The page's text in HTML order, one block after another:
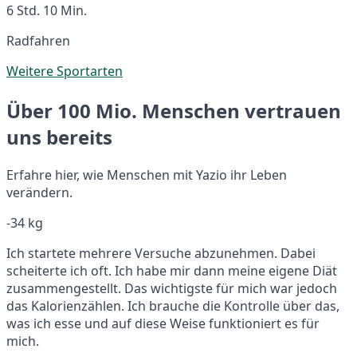
6 Std. 10 Min.
Radfahren
Weitere Sportarten
Über 100 Mio. Menschen vertrauen
uns bereits
Erfahre hier, wie Menschen mit Yazio ihr Leben
verändern.
-34 kg
Ich startete mehrere Versuche abzunehmen. Dabei
scheiterte ich oft. Ich habe mir dann meine eigene Diät
zusammengestellt. Das wichtigste für mich war jedoch
das Kalorienzählen. Ich brauche die Kontrolle über das,
was ich esse und auf diese Weise funktioniert es für
mich.